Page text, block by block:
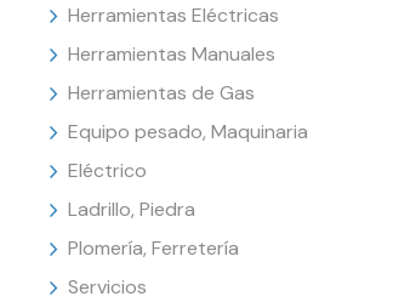
Herramientas Eléctricas
Herramientas Manuales
Herramientas de Gas
Equipo pesado, Maquinaria
Eléctrico
Ladrillo, Piedra
Plomería, Ferretería
Servicios